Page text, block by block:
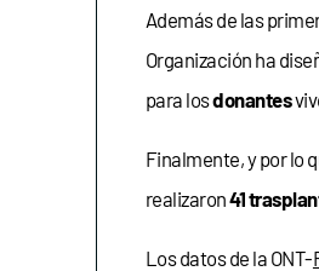
Además de las
Organización ha
para losdonantes
Finalmente, y por lo
realizaron41
Los datos de la ONT-